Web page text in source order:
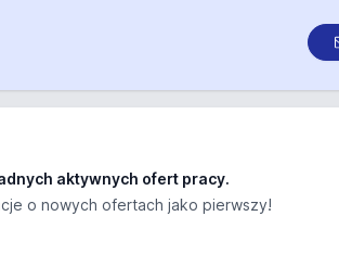
aktywnych ofert pracy.
o nowych ofertach jako pierwszy!